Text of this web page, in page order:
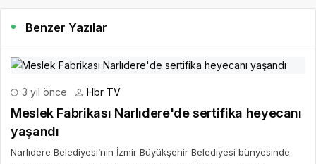
Benzer Yazılar
3 yıl önce Hbr TV
Meslek Fabrikası Narlıdere'de sertifika heyecanı
yaşandı
Narlıdere Belediyesi’nin İzmir Büyükşehir Belediyesi bünyesinde